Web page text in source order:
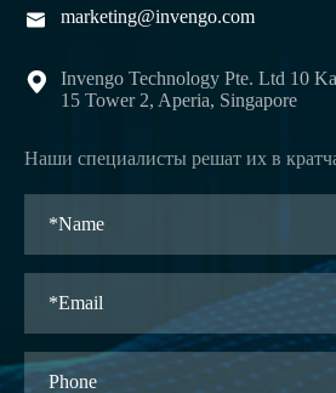
 marketing@invengo.com

Invengo Technology Pte. Ltd 10
15 Tower 2, Aperia, Singapore
Наши специалисты решат их в